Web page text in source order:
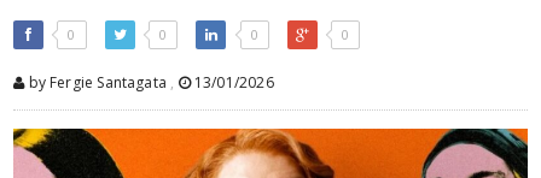
0 0 0 0
by Fergie Santagata , 13/01/2026